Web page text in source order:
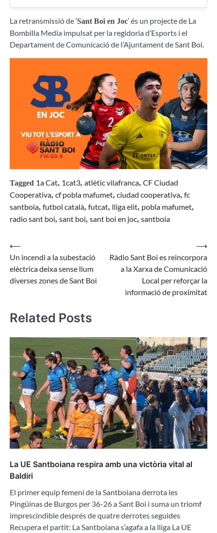
La retransmissió de ‘Sant Boi en Joc‘ és un projecte de La
Bombilla Media impulsat per la regidoria d’Esports i el
Departament de Comunicació de l’Ajuntament de Sant Boi.
Tagged 1a Cat, 1cat3, atlètic vilafranca, CF Ciudad
Cooperativa, cf pobla mafumet, ciudad cooperativa, fc
santboia, futbol català, futcat, lliga elit, pobla mafumet,
radio sant boi, sant boi, sant boi en joc, santboia
Navegació
d'entrades
⟵
Un incendi a la subestació
elèctrica deixa sense llum
diverses zones de Sant Boi
Ràdio Sant Boi es reincorpora
a la Xarxa de Comunicació
Local per reforçar la
informació de proximitat
⟶
Related Posts
La UE Santboiana respira amb una victòria vital al
Baldiri
El primer equip femení de la Santboiana derrota les
Pingüinas de Burgos per 36-26 a Sant Boi i suma un triomf
imprescindible després de quatre derrotes seguides
Recupera el partit: La Santboiana s’agafa a la lliga La UE